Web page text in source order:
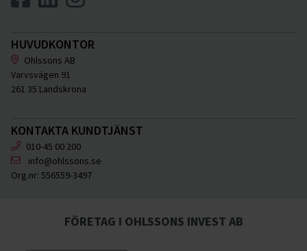
HUVUDKONTOR
Ohlssons AB
Varvsvägen 91
261 35 Landskrona
KONTAKTA KUNDTJÄNST
010-45 00 200
info@ohlssons.se
Org.nr: 556559-3497
FÖRETAG I OHLSSONS INVEST AB